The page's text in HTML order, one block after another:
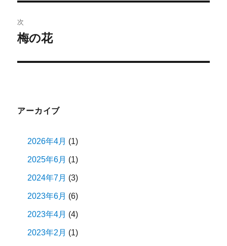
ビ
ゲ
ー
投
稿:
次
次
投
梅の花
アーカイブ
2026年4月 (1)
2025年6月 (1)
2024年7月 (3)
2023年6月 (6)
2023年4月 (4)
2023年2月 (1)